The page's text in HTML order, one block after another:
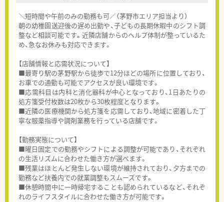
＼短時間や午前のみの勤務も可／（茅野市エリア担当より）
朝の幼稚園送迎後の遅め出勤や、子どもの長期休暇中のシフト調
整など相談可能です。近隣店舗からのヘルプ体制が整っているた
め、急なお休みも対応できます。
【店舗情報と応需状況について】
■最寄り駅の茅野駅から徒歩で12分ほどの場所に位置しており、
お車での通勤も可能でアクセスが良い環境です。
■応需科目は内科と消化器科が中心となっており、1日あたりの
処方箋受付枚数は20枚から30枚程度となります。
■近隣の医療機関から処方箋を応需しており、地域に密着した丁
寧な服薬指導や調剤業務を行っている店舗です。
【勤務実態について】
■曜日固定での勤務やシフトによる調整が可能であり、それぞれ
の生活リズムに合わせた働き方が選べます。
■残業はほとんど発生しない環境が維持されており、夕方までの
勤務など扶養内での就業調整もスムーズです。
■休憩時間中に一時帰宅することも認められているなど、それぞ
れのライフスタイルに合わせた働き方が可能です。